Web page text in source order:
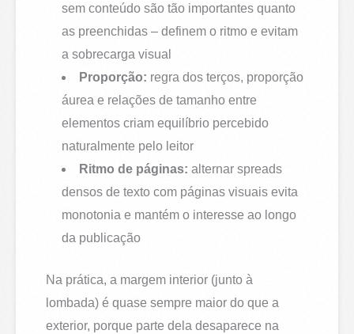
sem conteúdo são tão importantes quanto
as preenchidas – definem o ritmo e evitam
a sobrecarga visual
Proporção: regra dos terços, proporção
áurea e relações de tamanho entre
elementos criam equilíbrio percebido
naturalmente pelo leitor
Ritmo de páginas: alternar spreads
densos de texto com páginas visuais evita
monotonia e mantém o interesse ao longo
da publicação
Na prática, a margem interior (junto à
lombada) é quase sempre maior do que a
exterior, porque parte dela desaparece na